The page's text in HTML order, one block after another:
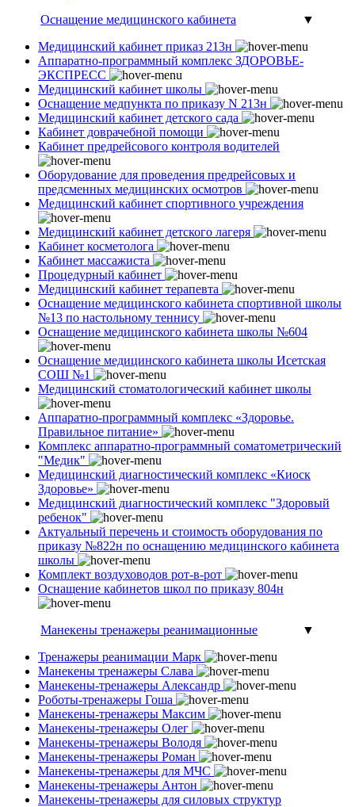
Оснащение медицинского кабинета
▼
Медицинский кабинет приказ 213н
Аппаратно-программный комплекс ЗДОРОВЬЕ-
ЭКСПРЕСС
Медицинский кабинет школы
Оснащение медпункта по приказу N 213н
Медицинский кабинет детского сада
Кабинет доврачебной помощи
Кабинет предрейсового контроля водителей
Оборудование для проведения предрейсовых и
предсменных медицинских осмотров
Медицинский кабинет спортивного учреждения
Медицинский кабинет детского лагеря
Кабинет косметолога
Кабинет массажиста
Процедурный кабинет
Медицинский кабинет терапевта
Оснащение медицинского кабинета спортивной школы
№13 по настольному теннису
Оснащение медицинского кабинета школы №604
Оснащение медицинского кабинета школы Исетская
СОШ №1
Медицинский стоматологический кабинет школы
Аппаратно-программный комплекс «Здоровье.
Правильное питание»
Комплекс аппаратно-программный соматометрический
"Медик"
Медицинский диагностический комплекс «Киоск
Здоровье»
Медицинский диагностический комплекс "Здоровый
ребенок"
Актуальный перечень и стоимость оборудования по
приказу №822н по оснащению медицинского кабинета
школы
Комплект воздуховодов рот-в-рот
Оснащение кабинетов школ по приказу 804н
Манекены тренажеры реанимационные
▼
Тренажеры реанимации Марк
Манекены тренажеры Слава
Манекены-тренажеры Александр
Роботы-тренажеры Гоша
Манекены-тренажеры Максим
Манекены-тренажеры Олег
Манекены-тренажеры Володя
Манекены-тренажеры Роман
Манекены-тренажеры для МЧС
Манекены-тренажеры Антон
Манекены-тренажеры для силовых структур